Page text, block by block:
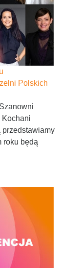
Polskich
Kochani
przedstawiamy
roku będą